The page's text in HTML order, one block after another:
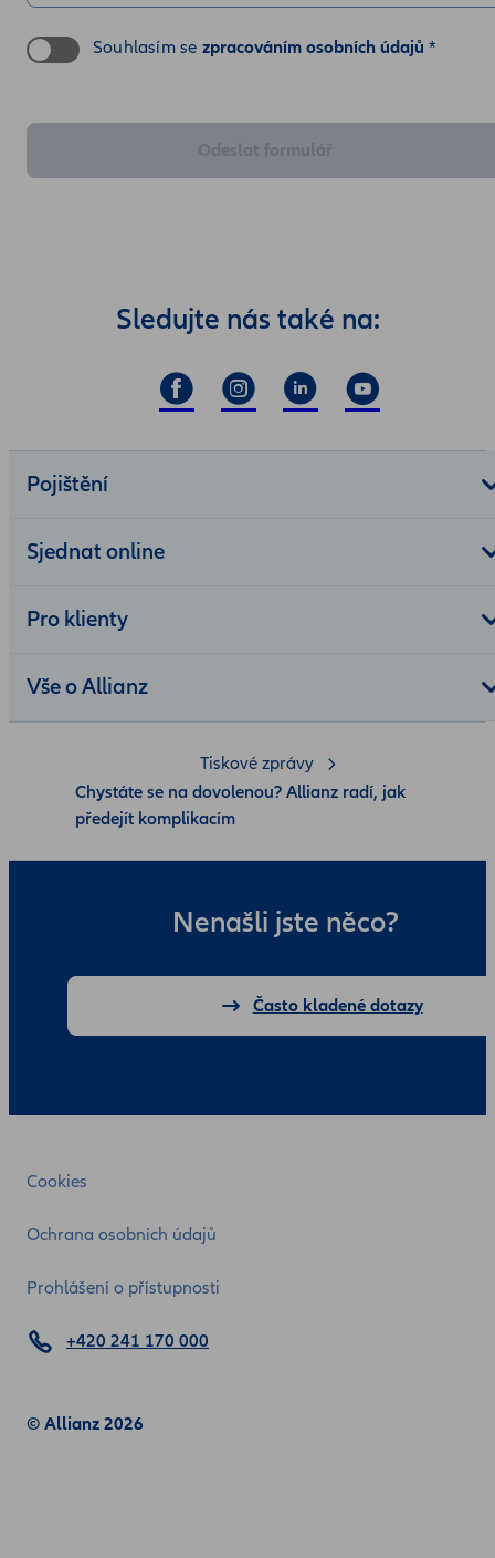
Souhlasím se zpracováním osobních údajů *
Sledujte nás také na:
Pojištění
Sjednat online
Pro klienty
Vše o Allianz
Nenašli jste něco?
Často kladené dotazy
Cookies
Ochrana osobních údajů
Prohlášení o přístupnosti
© Allianz 2026
+420 241 170 000
Tiskové zprávy
Chystáte se na dovolenou? Allianz radí, jak
předejít komplikacím